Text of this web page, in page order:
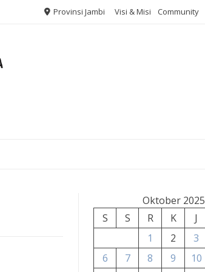
Provinsi Jambi Visi & Misi Community
Oktober 2025
S
S R K J
1
2 3
6
7 8 9 10